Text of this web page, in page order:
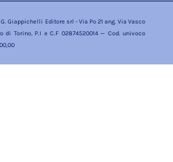
G. Giappichelli Editore srl - Via Po 21 ang. Via Vasco
di Torino, P.I e C.F 02874520014 — Cod. univoco